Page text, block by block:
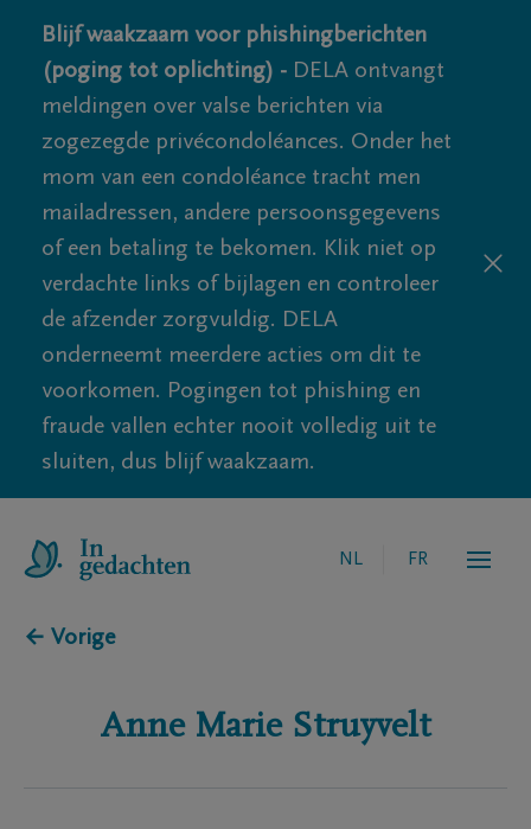
Blijf waakzaam voor phishingberichten
(poging tot oplichting) - DELA ontvangt
meldingen over valse berichten via
zogezegde privécondoléances. Onder het
mom van een condoléance tracht men
mailadressen, andere persoonsgegevens
of een betaling te bekomen. Klik niet op
verdachte links of bijlagen en controleer
de afzender zorgvuldig. DELA
onderneemt meerdere acties om dit te
voorkomen. Pogingen tot phishing en
fraude vallen echter nooit volledig uit te
sluiten, dus blijf waakzaam.
NL FR
← Vorige
Anne Marie Struyvelt